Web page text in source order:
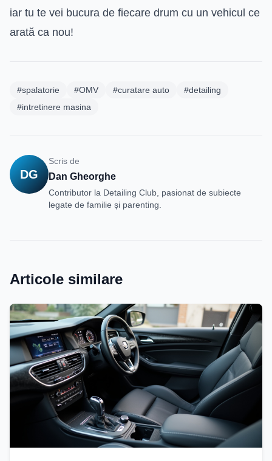
iar tu te vei bucura de fiecare drum cu un vehicul ce
arată ca nou!
#spalatorie #OMV #curatare auto
#detailing
#intretinere masina
DG
Scris de
Dan Gheorghe
Contributor la Detailing Club, pasionat de subiecte
legate de familie și parenting.
Articole similare